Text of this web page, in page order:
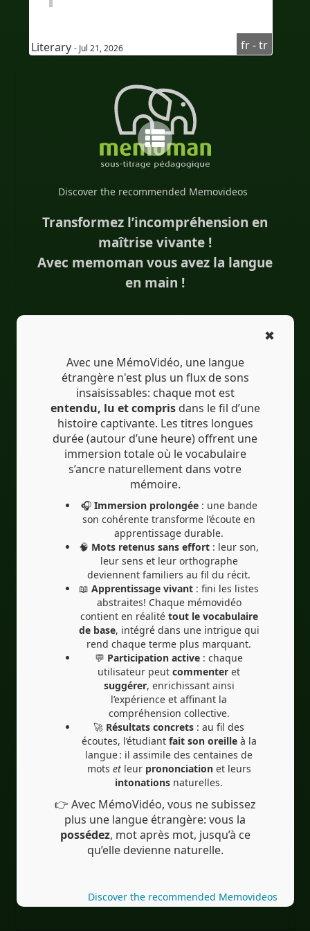
#Fransızcadinlediğinianlama
#AudioFransızca
#sous-titresenturc
#altyazılarTürkçe
#Bilingue
#sous-titresbilingues
#Traduction
#eLearning
Literary - Jul 21, 2026 fr - tr
Discover the recommended Memovideos
Transformez l’incompréhension en
maîtrise vivante !
Avec memoman vous avez la langue
en main !
✖
Avec une MémoVidéo, une langue
étrangère n'est plus un flux de sons
insaisissables: chaque mot est
entendu, lu et comprisdans le fil d’une
histoire captivante. Les titres longues
durée (autour d’une heure) offrent une
immersion totale où le vocabulaire
s’ancre naturellement dans votre
mémoire.
🎧 Immersion prolongée: une bande
son cohérente transforme l’écoute en
apprentissage durable.
🧠 Mots retenus sans effort : leur son,
leur sens et leur orthographe
deviennent familiers au fil du récit.
📖 Apprentissage vivant : fini les listes
abstraites! Chaque mémovidéo
contient en réalité tout le vocabulaire
de base, intégré dans une intrigue qui
rend chaque terme plus marquant.
💬 Participation active : chaque
utilisateur peut commenter et
suggérer, enrichissant ainsi
l’expérience et affinant la
compréhension collective.
🚀 Résultats concrets : au fil des
écoutes, l’étudiant fait son oreilleà la
langue : il assimile des centaines de
mots etleur prononciationet leurs
intonations naturelles.
👉 Avec MémoVidéo, vous ne subissez
plus une langue étrangère: vous la
possédez, mot après mot, jusqu’à ce
qu’elle devienne naturelle.
Discover the recommended Memovideos